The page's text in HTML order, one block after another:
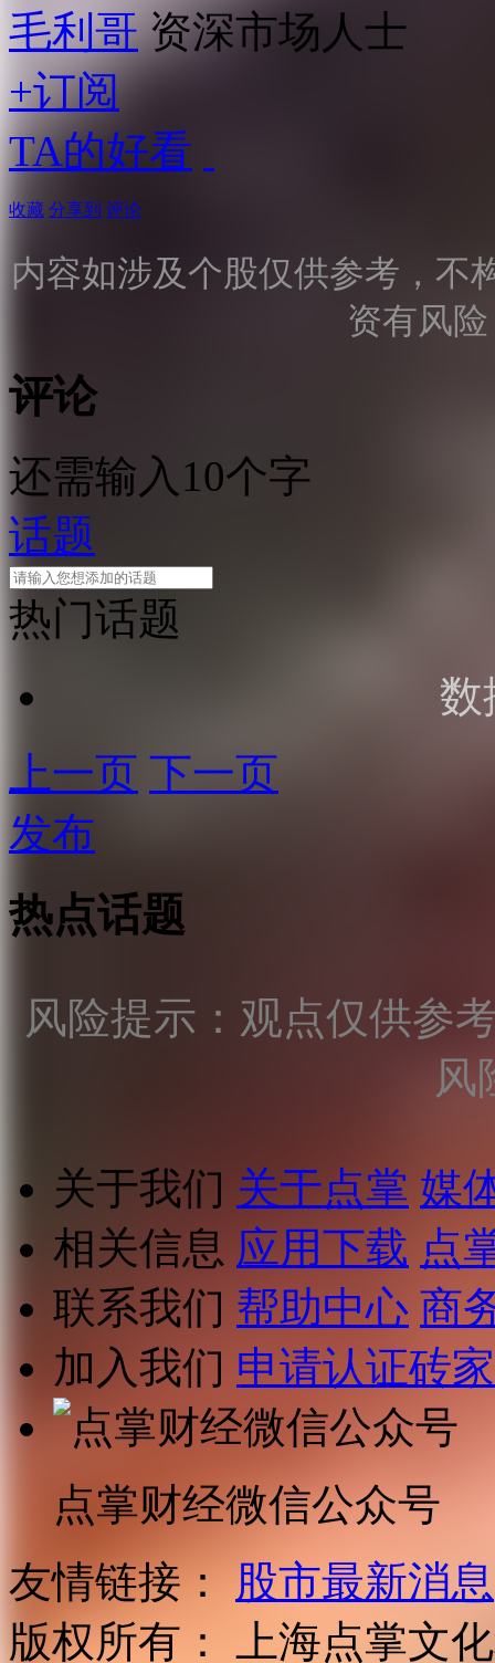
毛利哥 资深市场人士
+订阅
TA的好看
收藏 分享到 评论
内容如涉及个股仅供参考，不
资有风
评论
还需输入10个字
话题
热门话题
数
上一页 下一页
发布
热点话题
风险提示：观点仅供参
风
关于我们 关于点掌 媒
相关信息 应用下载 点
联系我们 帮助中心 商
加入我们 申请认证砖家
点掌财经微信公众号
友情链接：
股市最新消息
版权所有：
上海点掌文